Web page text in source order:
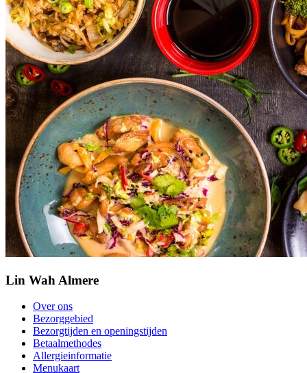
Lin Wah Almere
Over ons
Bezorggebied
Bezorgtijden en openingstijden
Betaalmethodes
Allergieinformatie
Menukaart